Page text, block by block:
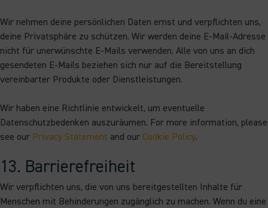
Wir nehmen deine persönlichen Daten ernst und verpflichten uns,
deine Privatsphäre zu schützen. Wir werden deine E-Mail-Adresse
nicht für unerwünschte E-Mails verwenden. Alle von uns an dich
gesendeten E-Mails beziehen sich nur auf die Bereitstellung
vereinbarter Produkte oder Dienstleistungen.
Wir haben eine Richtlinie entwickelt, um eventuelle
Datenschutzbedenken auszuräumen. For more information, please
see our Privacy Statement and our Cookie Policy.
13. Barrierefreiheit
Wir verpflichten uns, die von uns bereitgestellten Inhalte für
Menschen mit Behinderungen zugänglich zu machen. Wenn du eine